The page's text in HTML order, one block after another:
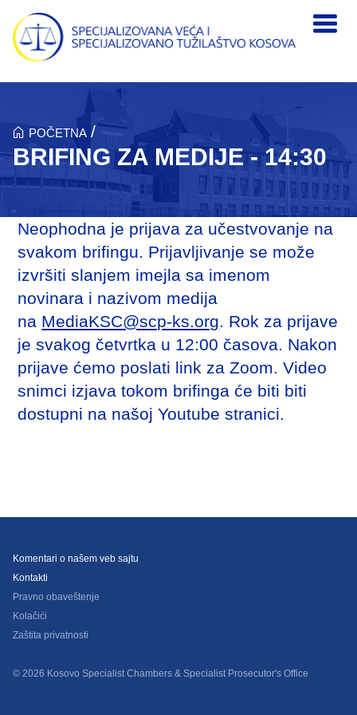
Skip to main content
POČETNA /
BRIFING ZA MEDIJE - 14:30
Neophodna je prijava za učestvovanje na
svakom brifingu. Prijavljivanje se može
izvršiti slanjem imejla sa imenom
novinara i nazivom medija
na MediaKSC@scp-ks.org. Rok za prijave
je svakog četvrtka u 12:00 časova. Nakon
prijave ćemo poslati link za Zoom. Video
snimci izjava tokom brifinga će biti biti
dostupni na našoj Youtube stranici.
© 2026 Kosovo Specialist Chambers & Specialist Prosecutor's Office
Komentari o našem veb sajtu
Kontakti
Pravno obaveštenje
Kolačići
Zaštita privatnosti